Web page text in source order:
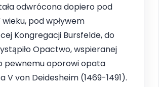
odwrócona dopiero pod
wieku, pod wpływem
Kongregacji Bursfelde, do
Opactwo, wspieranej
pewnemu oporowi opata
V von Deidesheim (1469-1491).